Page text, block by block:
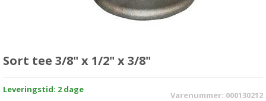
Sort tee 3/8" x 1/2" x 3/8"
Leveringstid: 2 dage
Varenummer: 000130212